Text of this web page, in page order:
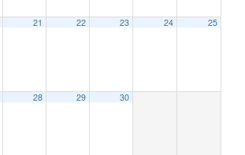
21 22 23 24 25
28 29 30